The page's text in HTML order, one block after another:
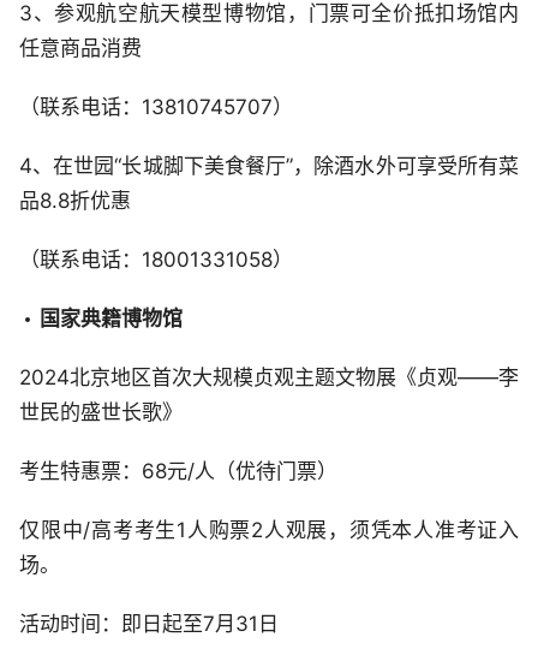
3、参观航空航天模型博物馆，门票可全价抵扣场馆内
任意商品消费
（联系电话：13810745707）
4、在世园“长城脚下美食餐厅”，除酒水外可享受所有菜
品8.8折优惠
（联系电话：18001331058）
国家典籍博物馆
2024北京地区首次大规模贞观主题文物展《贞观——李
世民的盛世长歌》
考生特惠票：68元/人（优待门票）
仅限中/高考考生1人购票2人观展，须凭本人准考证入
场。
活动时间：即日起至7月31日